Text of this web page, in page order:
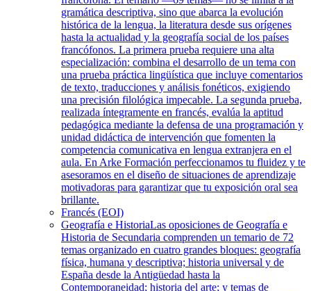
gramática descriptiva, sino que abarca la evolución
histórica de la lengua, la literatura desde sus orígenes
hasta la actualidad y la geografía social de los países
francófonos. La primera prueba requiere una alta
especialización: combina el desarrollo de un tema con
una prueba práctica lingüística que incluye comentarios
de texto, traducciones y análisis fonéticos, exigiendo
una precisión filológica impecable. La segunda prueba,
realizada íntegramente en francés, evalúa la aptitud
pedagógica mediante la defensa de una programación y
unidad didáctica de intervención que fomenten la
competencia comunicativa en lengua extranjera en el
aula. En Arke Formación perfeccionamos tu fluidez y te
asesoramos en el diseño de situaciones de aprendizaje
motivadoras para garantizar que tu exposición oral sea
brillante.
Francés (EOI)
Geografía e HistoriaLas oposiciones de Geografía e
Historia de Secundaria comprenden un temario de 72
temas organizado en cuatro grandes bloques: geografía
física, humana y descriptiva; historia universal y de
España desde la Antigüedad hasta la
Contemporaneidad; historia del arte; y temas de